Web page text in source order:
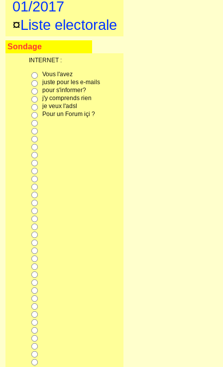
01/2017
¤Liste electorale
Sondage
INTERNET :
Vous l'avez
juste pour les e-mails
pour s'informer?
j'y comprends rien
je veux l'adsl
Pour un Forum içi ?